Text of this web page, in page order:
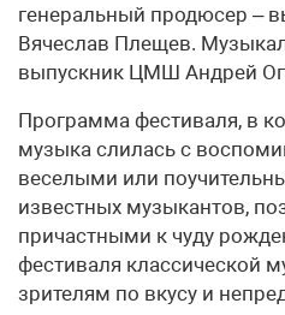
генеральный продюсер –
Вячеслав Плещев.
выпускник ЦМШ Андрей
Программа фестиваля, в
музыка слилась с
веселыми или
известных музыкантов,
причастными к чуду
фестиваля классической
зрителям по вкусу и